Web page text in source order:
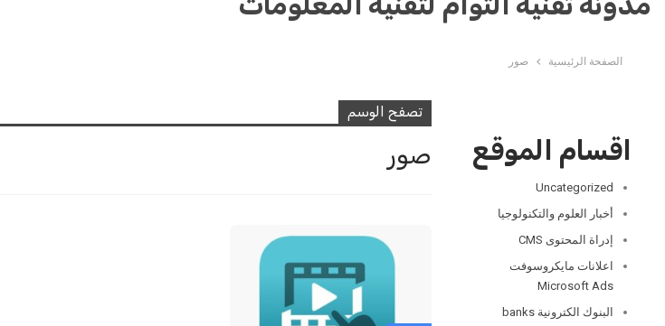
الصفحة الرئيسية صور
تصفح الوسم
صور اقسام الموقع
Uncategorized
أخبار العلوم والتكنولوجيا
إدراة المحتوى CMS
اعلانات مايكروسوفت
Microsoft Ads
البنوك الكترونية banks